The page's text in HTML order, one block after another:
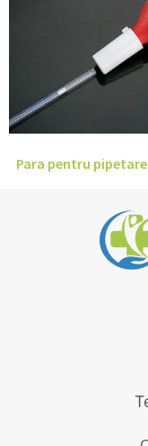
Para pentru pipetare